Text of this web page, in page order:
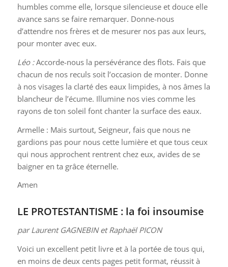
humbles comme elle, lorsque silencieuse et douce elle
avance sans se faire remarquer. Donne-nous
d’attendre nos frères et de mesurer nos pas aux leurs,
pour monter avec eux.
Léo :Accorde-nous la persévérance des flots. Fais que
chacun de nos reculs soit l’occasion de monter. Donne
à nos visages la clarté des eaux limpides, à nos âmes la
blancheur de l’écume. Illumine nos vies comme les
rayons de ton soleil font chanter la surface des eaux.
Armelle : Mais surtout, Seigneur, fais que nous ne
gardions pas pour nous cette lumière et que tous ceux
qui nous approchent rentrent chez eux, avides de se
baigner en ta grâce éternelle.
Amen
LE PROTESTANTISME : la foi insoumise
par Laurent GAGNEBIN et Raphaël PICON
Voici un excellent petit livre et à la portée de tous qui,
en moins de deux cents pages petit format, réussit à